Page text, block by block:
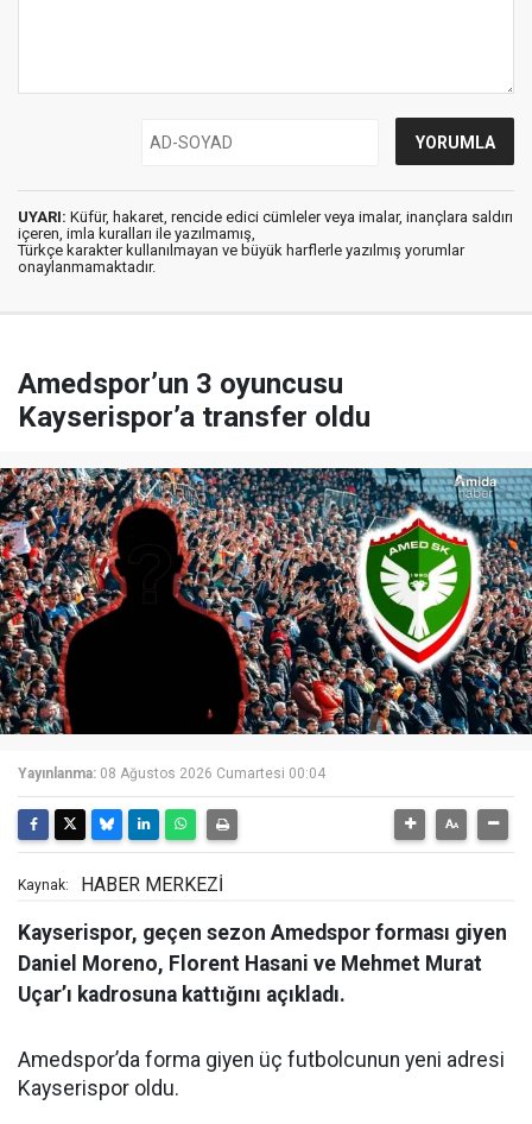
UYARI: Küfür, hakaret, rencide edici cümleler veya imalar, inançlara saldırı
içeren, imla kuralları ile yazılmamış,
Türkçe karakter kullanılmayan ve büyük harflerle yazılmış yorumlar
onaylanmamaktadır.
Amedspor’un 3 oyuncusu
Kayserispor’a transfer oldu
Yayınlanma: 08 Ağustos 2026 Cumartesi 00:04
Kaynak: HABER MERKEZİ
Kayserispor, geçen sezon Amedspor forması giyen
Daniel Moreno, Florent Hasani ve Mehmet Murat
Uçar’ı kadrosuna kattığını açıkladı.
Amedspor’da forma giyen üç futbolcunun yeni adresi
Kayserispor oldu.